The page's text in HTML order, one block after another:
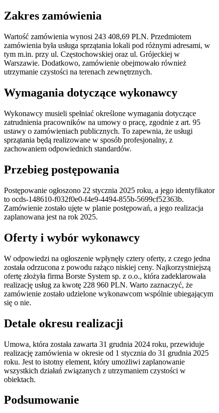
Zakres zamówienia
Wartość zamówienia wynosi 243 408,69 PLN. Przedmiotem
zamówienia była usługa sprzątania lokali pod różnymi adresami, w
tym m.in. przy ul. Częstochowskiej oraz ul. Grójeckiej w
Warszawie. Dodatkowo, zamówienie obejmowało również
utrzymanie czystości na terenach zewnętrznych.
Wymagania dotyczące wykonawcy
Wykonawcy musieli spełniać określone wymagania dotyczące
zatrudnienia pracowników na umowy o pracę, zgodnie z art. 95
ustawy o zamówieniach publicznych. To zapewnia, że usługi
sprzątania będą realizowane w sposób profesjonalny, z
zachowaniem odpowiednich standardów.
Przebieg postępowania
Postępowanie ogłoszono 22 stycznia 2025 roku, a jego identyfikator
to ocds-148610-f032f0e0-f4e9-4494-855b-5699cf52363b.
Zamówienie zostało ujęte w planie postępowań, a jego realizacja
zaplanowana jest na rok 2025.
Oferty i wybór wykonawcy
W odpowiedzi na ogłoszenie wpłynęły cztery oferty, z czego jedna
została odrzucona z powodu rażąco niskiej ceny. Najkorzystniejszą
ofertę złożyła firma Borste System sp. z o.o., która zadeklarowała
realizację usług za kwotę 228 960 PLN. Warto zaznaczyć, że
zamówienie zostało udzielone wykonawcom wspólnie ubiegającym
się o nie.
Detale okresu realizacji
Umowa, która została zawarta 31 grudnia 2024 roku, przewiduje
realizację zamówienia w okresie od 1 stycznia do 31 grudnia 2025
roku. Jest to istotny element, który umożliwi zaplanowanie
wszystkich działań związanych z utrzymaniem czystości w
obiektach.
Podsumowanie